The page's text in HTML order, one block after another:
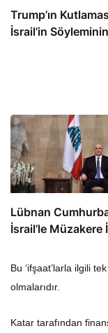
Trump’ın
İsrail’in
Lübnan
İsrail’le Müzakere
Bu ‘ifşaat’larla ilgili
olmalarıdır.
Katar tarafından